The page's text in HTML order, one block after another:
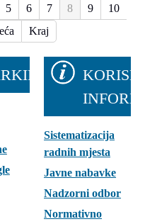
5 6 7 8 9
10
Kraj
Sistematizacija
radnih mjesta
Javne nabavke
Nadzorni odbor
Normativno